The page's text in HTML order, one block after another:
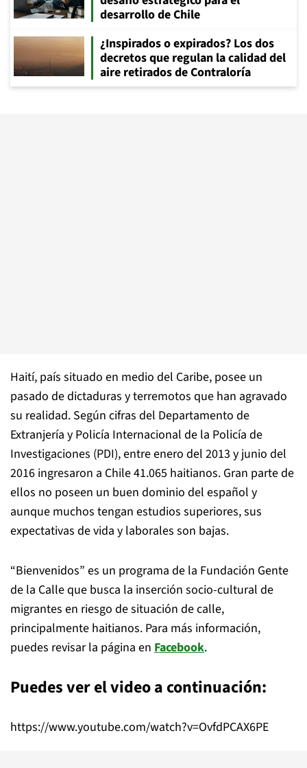
desarrollo de Chile
¿Inspirados o expirados? Los dos
decretos que regulan la calidad del
aire retirados de Contraloría
Haití, país situado en medio del Caribe, posee un
pasado de dictaduras y terremotos que han agravado
su realidad. Según cifras del Departamento de
Extranjería y Policía Internacional de la Policía de
Investigaciones (PDI), entre enero del 2013 y junio del
2016 ingresaron a Chile 41.065 haitianos. Gran parte de
ellos no poseen un buen dominio del español y
aunque muchos tengan estudios superiores, sus
expectativas de vida y laborales son bajas.
“Bienvenidos” es un programa de la Fundación Gente
de la Calle que busca la inserción socio-cultural de
migrantes en riesgo de situación de calle,
principalmente haitianos. Para más información,
puedes revisar la página en Facebook.
Puedes ver el video a continuación:
https://www.youtube.com/watch?v=OvfdPCAX6PE